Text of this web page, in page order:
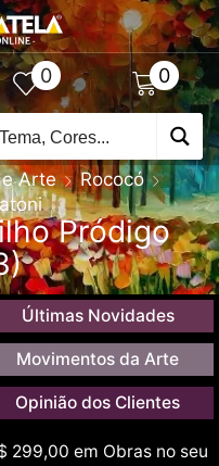
0 0
Arte
Rococó
Pródigo
Últimas Novidades
Movimentos da Arte
Opinião dos Clientes
299,00 em Obras no seu